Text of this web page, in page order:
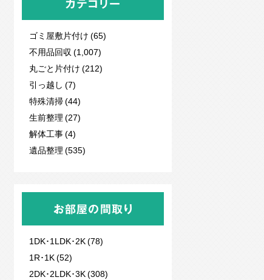
カテゴリー
ゴミ屋敷片付け (65)
不用品回収 (1,007)
丸ごと片付け (212)
引っ越し (7)
特殊清掃 (44)
生前整理 (27)
解体工事 (4)
遺品整理 (535)
お部屋の間取り
1DK･1LDK･2K (78)
1R･1K (52)
2DK･2LDK･3K (308)